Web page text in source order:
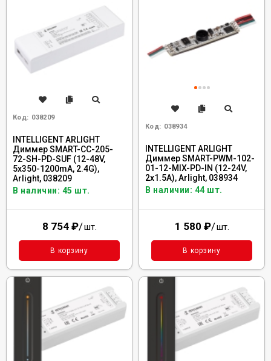
Код: 038209
INTELLIGENT ARLIGHT
Диммер SMART-CC-205-
72-SH-PD-SUF (12-48V,
5x350-1200mA, 2.4G),
Arlight, 038209
В наличии: 45 шт.
8 754 ₽/шт.
В корзину
Код: 038934
INTELLIGENT ARLIGHT
Диммер SMART-PWM-102-
01-12-MIX-PD-IN (12-24V,
2x1.5A), Arlight, 038934
В наличии: 44 шт.
1 580 ₽/шт.
В корзину